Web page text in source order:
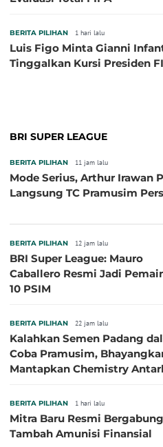
BERITA PILIHAN 1 hari lalu
Luis Figo Minta Gianni
Tinggalkan Kursi Presiden
BRI SUPER LEAGUE
BERITA PILIHAN 11 jam lalu
Mode Serius, Arthur Irawan
Langsung TC Pramusim
BERITA PILIHAN 12 jam lalu
BRI Super League: Mauro
Caballero Resmi Jadi
10 PSIM
BERITA PILIHAN 22 jam lalu
Kalahkan Semen Padang
Coba Pramusim,
Mantapkan Chemistry
BERITA PILIHAN 1 hari lalu
Mitra Baru Resmi
Tambah Amunisi Finansial